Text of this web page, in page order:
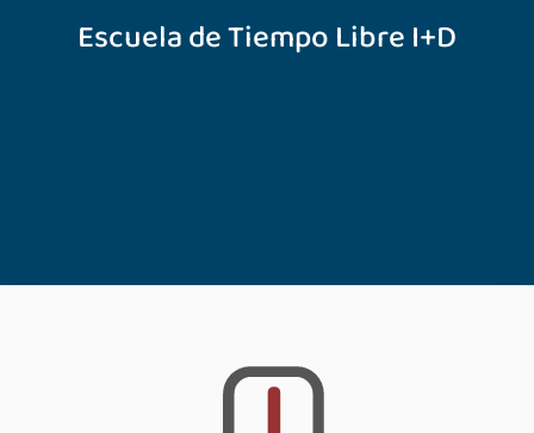
Escuela de Tiempo Libre I+D